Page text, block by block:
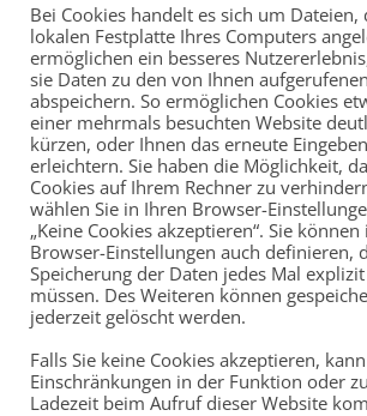
Bei Cookies handelt es sich um Dateien,
lokalen Festplatte Ihres Computers
ermöglichen ein besseres
sie Daten zu den von Ihnen
abspeichern. So ermöglichen Cookies
einer mehrmals besuchten Website
kürzen, oder Ihnen das erneute
erleichtern. Sie haben die Möglichkeit,
Cookies auf Ihrem Rechner zu
wählen Sie in Ihren Browser-
„Keine Cookies akzeptieren“. Sie
Browser-Einstellungen auch definieren,
Speicherung der Daten jedes Mal
müssen. Des Weiteren können
jederzeit gelöscht werden.
Falls Sie keine Cookies akzeptieren,
Einschränkungen in der Funktion oder
Ladezeit beim Aufruf dieser Website